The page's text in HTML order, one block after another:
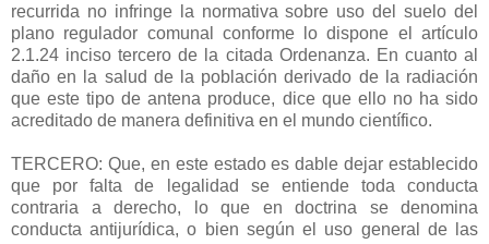
recurrida no infringe la normativa sobre uso del suelo del
plano regulador comunal conforme lo dispone el artículo
2.1.24 inciso tercero de la citada Ordenanza. En cuanto al
daño en la salud de la población derivado de la radiación
que este tipo de antena produce, dice que ello no ha sido
acreditado de manera definitiva en el mundo científico.
TERCERO: Que, en este estado es dable dejar establecido
que por falta de legalidad se entiende toda conducta
contraria a derecho, lo que en doctrina se denomina
conducta antijurídica, o bien según el uso general de las